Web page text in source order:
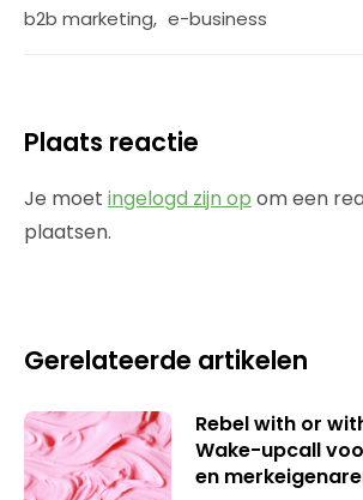
b2b marketing, e-business
Plaats reactie
Je moet ingelogd zijn op om een
plaatsen.
Gerelateerde artikelen
Rebel with or
Wake-upcall
en